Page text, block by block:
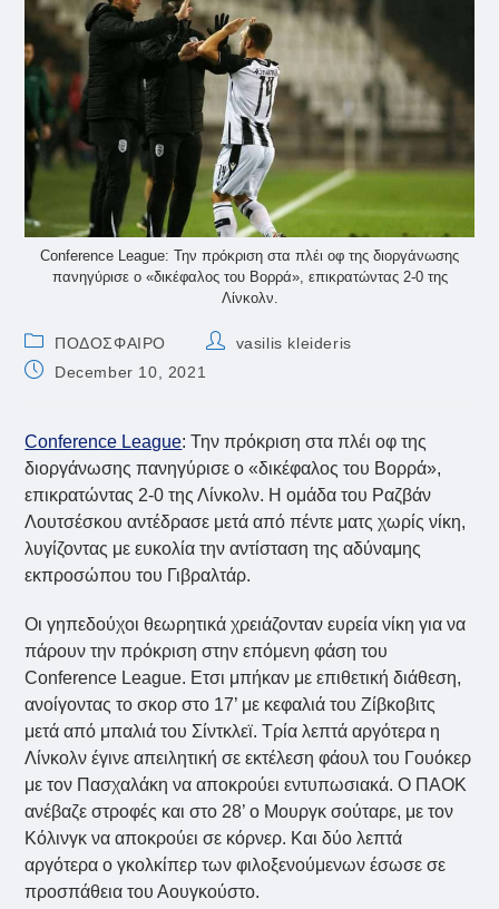
Conference League: Την πρόκριση στα πλέι οφ της διοργάνωσης
πανηγύρισε ο «δικέφαλος του Βορρά», επικρατώντας 2-0 της
Λίνκολν.
Post
category:
ΠΟΔΟΣΦΑΙΡΟ
Postvasilis kleideris
PostDecember 10, 2021
Conference League: Την πρόκριση στα πλέι οφ της
διοργάνωσης πανηγύρισε ο «δικέφαλος του Βορρά»,
επικρατώντας 2-0 της Λίνκολν. Η ομάδα του Ραζβάν
Λουτσέσκου αντέδρασε μετά από πέντε ματς χωρίς νίκη,
λυγίζοντας με ευκολία την αντίσταση της αδύναμης
εκπροσώπου του Γιβραλτάρ.
Οι γηπεδούχοι θεωρητικά χρειάζονταν ευρεία νίκη για να
πάρουν την πρόκριση στην επόμενη φάση του
Conference League. Ετσι μπήκαν με επιθετική διάθεση,
ανοίγοντας το σκορ στο 17’ με κεφαλιά του Ζίβκοβιτς
μετά από μπαλιά του Σίντκλεϊ. Τρία λεπτά αργότερα η
Λίνκολν έγινε απειλητική σε εκτέλεση φάουλ του Γουόκερ
με τον Πασχαλάκη να αποκρούει εντυπωσιακά. Ο ΠΑΟΚ
ανέβαζε στροφές και στο 28’ ο Μουργκ σούταρε, με τον
Κόλινγκ να αποκρούει σε κόρνερ. Kαι δύο λεπτά
αργότερα ο γκολκίπερ των φιλοξενούμενων έσωσε σε
προσπάθεια του Αουγκούστο.